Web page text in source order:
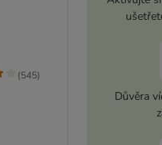
(545)
Důvěra